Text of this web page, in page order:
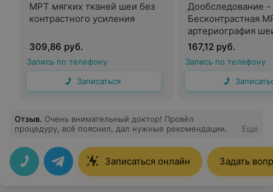
МРТ мягких тканей шеи без
контрастного усиления
309,86 руб.
Запись по телефону
Записаться
Дообследование -
Бесконтрастная
артериография
167,12 руб.
Запись по телефону
Отзыв. Очень внимательный доктор! Провёл
процедуру, всё пояснил, дал нужные рекомендации.
Еще
Записаться онлайн Задать